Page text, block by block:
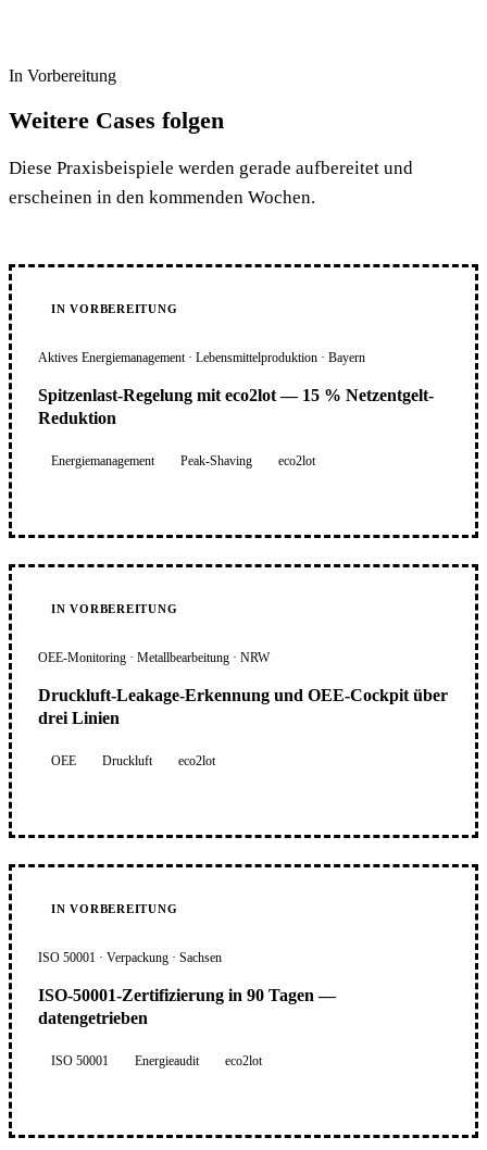
In Vorbereitung
Weitere Cases folgen
Diese Praxisbeispiele werden gerade aufbereitet und
erscheinen in den kommenden Wochen.
IN VORBEREITUNG
Aktives Energiemanagement · Lebensmittelproduktion · Bayern
Spitzenlast-Regelung mit eco2lot — 15 % Netzentgelt-
Reduktion
Energiemanagement Peak-Shaving eco2lot
IN VORBEREITUNG
OEE-Monitoring · Metallbearbeitung · NRW
Druckluft-Leakage-Erkennung und OEE-Cockpit über
drei Linien
OEE Druckluft eco2lot
IN VORBEREITUNG
ISO 50001 · Verpackung · Sachsen
ISO-50001-Zertifizierung in 90 Tagen —
datengetrieben
ISO 50001 Energieaudit eco2lot